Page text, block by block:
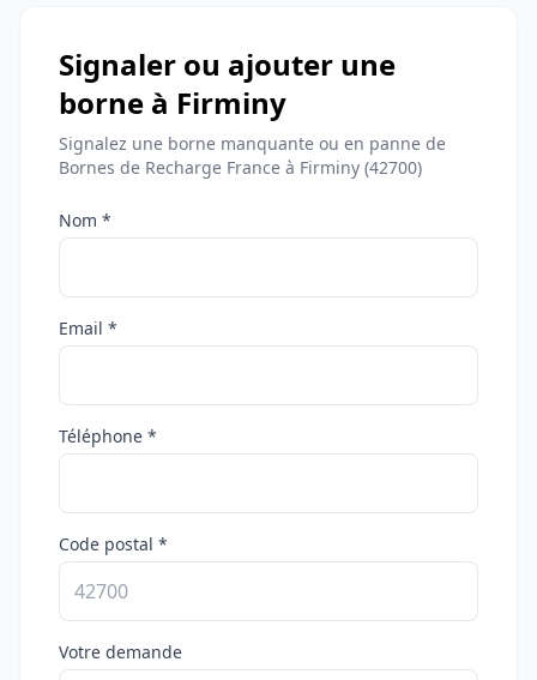
Signaler ou ajouter une
borne à Firminy
Signalez une borne manquante ou en panne de
Bornes de Recharge France à Firminy (42700)
Nom *
Email *
Téléphone *
Code postal *
Votre demande